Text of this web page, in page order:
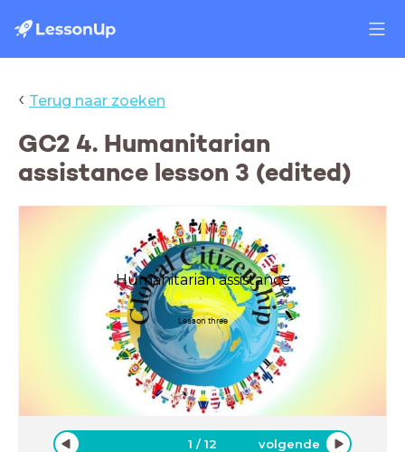
‹ Terug naar zoeken
GC2 4. Humanitarian
assistance lesson 3 (edited)
Humanitarian assistance
Lesson three
1 /12 volgende